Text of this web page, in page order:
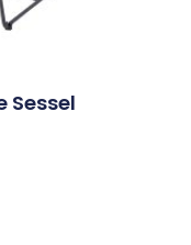
Sessel